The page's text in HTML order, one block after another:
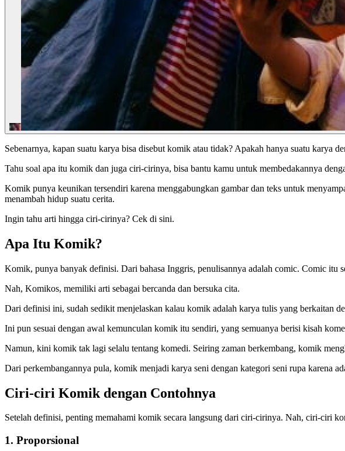
Sebenarnya, kapan suatu karya bisa disebut komik atau tidak? Apakah hanya suatu karya
Tahu soal apa itu komik dan juga ciri-cirinya, bisa bantu kamu untuk membedakannya
Komik punya keunikan tersendiri karena menggabungkan gambar dan teks untuk
menambah hidup suatu cerita.
Ingin tahu arti hingga ciri-cirinya? Cek di sini.
Apa Itu Komik?
Komik, punya banyak definisi. Dari bahasa Inggris, penulisannya adalah comic. Comic itu
Nah, Komikos, memiliki arti sebagai bercanda dan bersuka cita.
Dari definisi ini, sudah sedikit menjelaskan kalau komik adalah karya tulis yang berkaitan
Ini pun sesuai dengan awal kemunculan komik itu sendiri, yang semuanya berisi kisah
Namun, kini komik tak lagi selalu tentang komedi. Seiring zaman berkembang, komik
Dari perkembangannya pula, komik menjadi karya seni dengan kategori seni rupa karena
Ciri-ciri Komik dengan Contohnya
Setelah definisi, penting memahami komik secara langsung dari ciri-cirinya. Nah, ciri-ciri
1. Proporsional